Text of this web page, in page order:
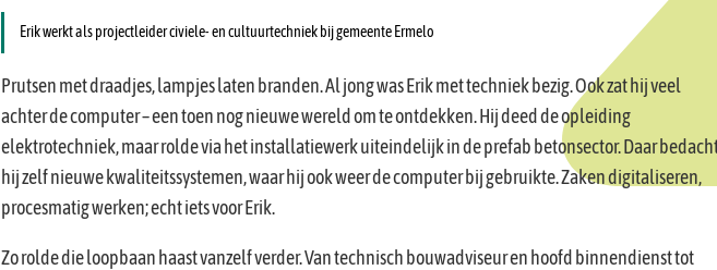
Erik werkt als projectleider civiele- en cultuurtechniek bij gemeente Ermelo
Prutsen met draadjes, lampjes laten branden. Al jong was Erik met techniek bezig. Ook zat hij veel
achter de computer – een toen nog nieuwe wereld om te ontdekken. Hij deed de opleiding
elektrotechniek, maar rolde via het installatiewerk uiteindelijk in de prefab betonsector. Daar
hij zelf nieuwe kwaliteitssystemen, waar hij ook weer de computer bij gebruikte. Zaken digitaliseren,
procesmatig werken; echt iets voor Erik.
Zo rolde die loopbaan haast vanzelf verder. Van technisch bouwadviseur en hoofd binnendienst tot